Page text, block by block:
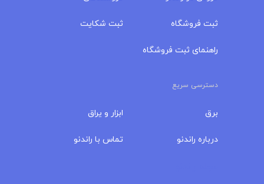
ثبت فروشگاه
راهنمای ثبت فروشگاه
ثبت شکایت
دسترسی سریع
برق
درباره‌ راندنو
ابزار و یراق
تماس با راندنو